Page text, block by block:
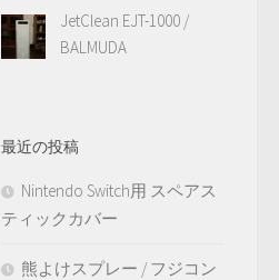
JetClean EJT-1000 /
BALMUDA
最近の投稿
Nintendo Switch用 スペアス
ティックカバー
熊よけスプレー / フジコン